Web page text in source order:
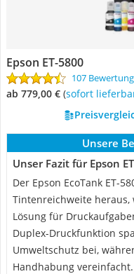
Epson ET-5800
107
ab 779,00 € ( Sofort
Unsere
Unser Fazit für Epson
Der Epson EcoTank ET-
Tintenreichweite
Lösung für
Duplex-Druckfunktion
Umweltschutz bei,
Handhabung vereinfacht.